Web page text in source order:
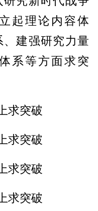
起理论内容体
建强研究力量
系等方面求突
求突破
求突破
求突破
求突破